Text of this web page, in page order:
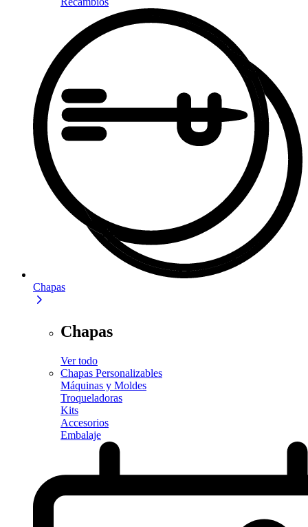
Chapas
Chapas
Ver todo
Chapas Personalizables
Máquinas y Moldes
Troqueladoras
Kits
Accesorios
Embalaje